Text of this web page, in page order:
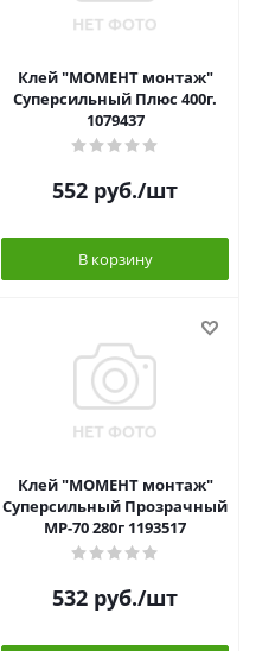
Клей "МОМЕНТ монтаж"
Суперсильный Плюс 400г.
1079437
552 руб./шт
В корзину
Клей "МОМЕНТ монтаж"
Суперсильный Прозрачный
МР-70 280г 1193517
532 руб./шт